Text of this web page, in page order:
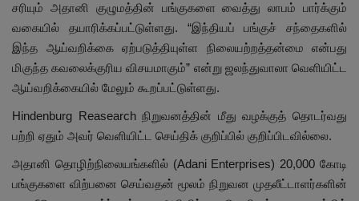
சரியும் அதானி குழுமத்தின் பங்குகளை வைத்து லாபம் பார்க்கும்
வகையில் தயாரிக்கப்பட்டுள்ளது. “இந்தியப் பங்குச் சந்தைகளில்
இந்த ஆய்வறிக்கை ஏற்படுத்தியுள்ள நிலையற்றத்தன்மை என்பது
மிகுந்த கவலைக்குரிய விசயமாகும்” என்று ஜலந்துவாலா வெளியிட்ட
ஆய்வறிக்கையில் மேலும் கூறப்பட்டுள்ளது.
Hindenburg Reasearch நிறுவனத்தின் மீது வழக்குத் தொடர்வது
பற்றி ஏதும் அவர் வெளியிட்ட செய்திக் குறிப்பில் குறிப்பிடவில்லை.
அதானி தொழிற்நிலையங்களில் (Adani Enterprises) 20,000 கோடி
பங்குகளை விற்பனை செய்வதன் மூலம் நிறுவன முதலீட்டாளர்களின்